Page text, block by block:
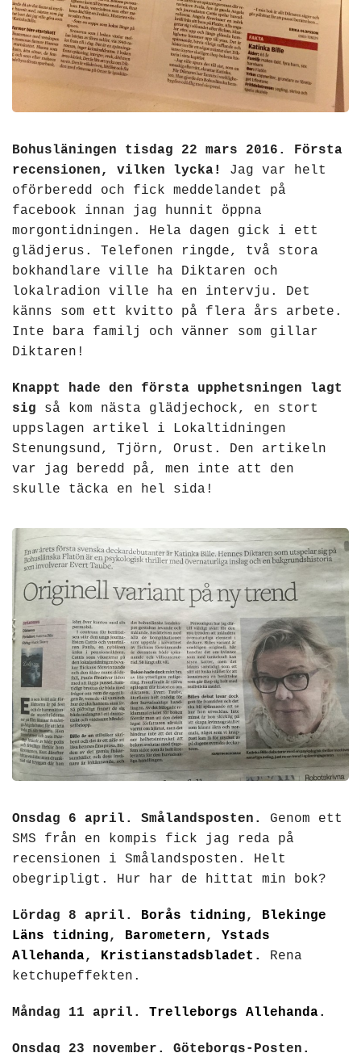
Bohusläningen tisdag 22 mars 2016. Första
recensionen, vilken lycka!
Jag var helt
oförberedd och fick meddelandet på
facebook innan jag hunnit öppna
morgontidningen. Hela dagen gick i ett
glädjerus. Telefonen ringde, två stora
bokhandlare ville ha Diktaren och
lokalradion ville ha en intervju. Det
känns som ett kvitto på flera års arbete.
Inte bara familj och vänner som gillar
Diktaren!
Knappt hade den första upphetsningen lagt
sig så kom nästa glädjechock, en stort
uppslagen artikel i Lokaltidningen
Stenungsund, Tjörn, Orust. Den artikeln
var jag beredd på, men inte att den
skulle täcka en hel sida!
Onsdag 6 april. Smålandsposten. Genom ett
SMS från en kompis fick jag reda på
recensionen i Smålandsposten. Helt
obegripligt. Hur har de hittat min bok?
Lördag 8 april. Borås tidning, Blekinge
Läns tidning, Barometern, Ystads
Allehanda, Kristianstadsbladet.
Rena
ketchupeffekten.
Måndag 11 april. Trelleborgs Allehanda.
Onsdag 23 november. Göteborgs-Posten.